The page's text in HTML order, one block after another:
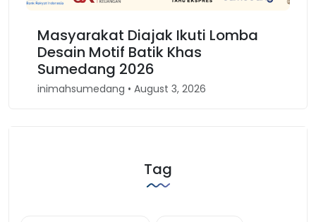
Diajak Ikuti Lomba
Motif Batik Khas
2026
• August 3, 2026
Karnaval
Tag